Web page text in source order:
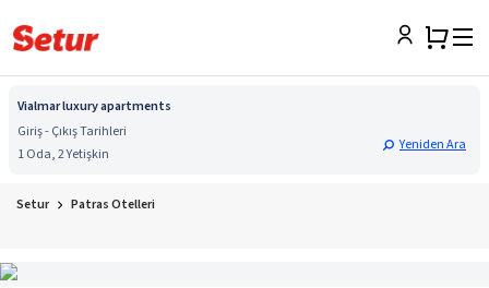
Vialmar luxury apartments
Giriş - Çıkış Tarihleri
1 Oda, 2 Yetişkin
Yeniden Ara
Setur Patras Otelleri